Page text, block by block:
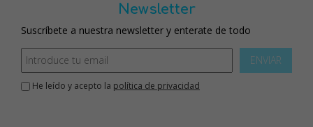
Newsletter
Suscríbete a nuestra newsletter y enterate de todo
ENVIAR
He leído y acepto la política de privacidad